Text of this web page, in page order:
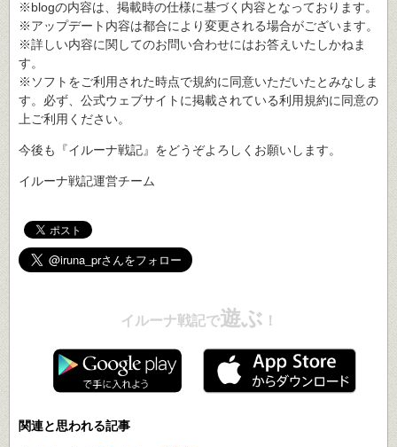
※blogの内容は、掲載時の仕様に基づく内容となっております。
※アップデート内容は都合により変更される場合がございます。
※詳しい内容に関してのお問い合わせにはお答えいたしかねま
す。
※ソフトをご利用された時点で規約に同意いただいたとみなしま
す。必ず、公式ウェブサイトに掲載されている利用規約に同意の
上ご利用ください。
今後も『イルーナ戦記』をどうぞよろしくお願いします。
イルーナ戦記運営チーム
イルーナ戦記で遊ぶ ！
関連と思われる記事